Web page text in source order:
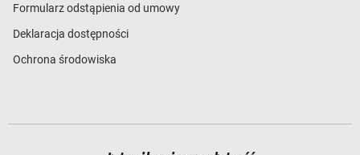
Formularz odstąpienia od umowy
Deklaracja dostępności
Ochrona środowiska